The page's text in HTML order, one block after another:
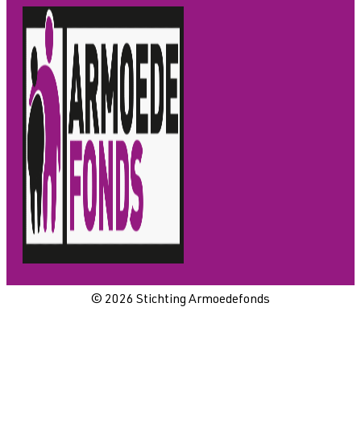
© 2026 Stichting Armoedefonds